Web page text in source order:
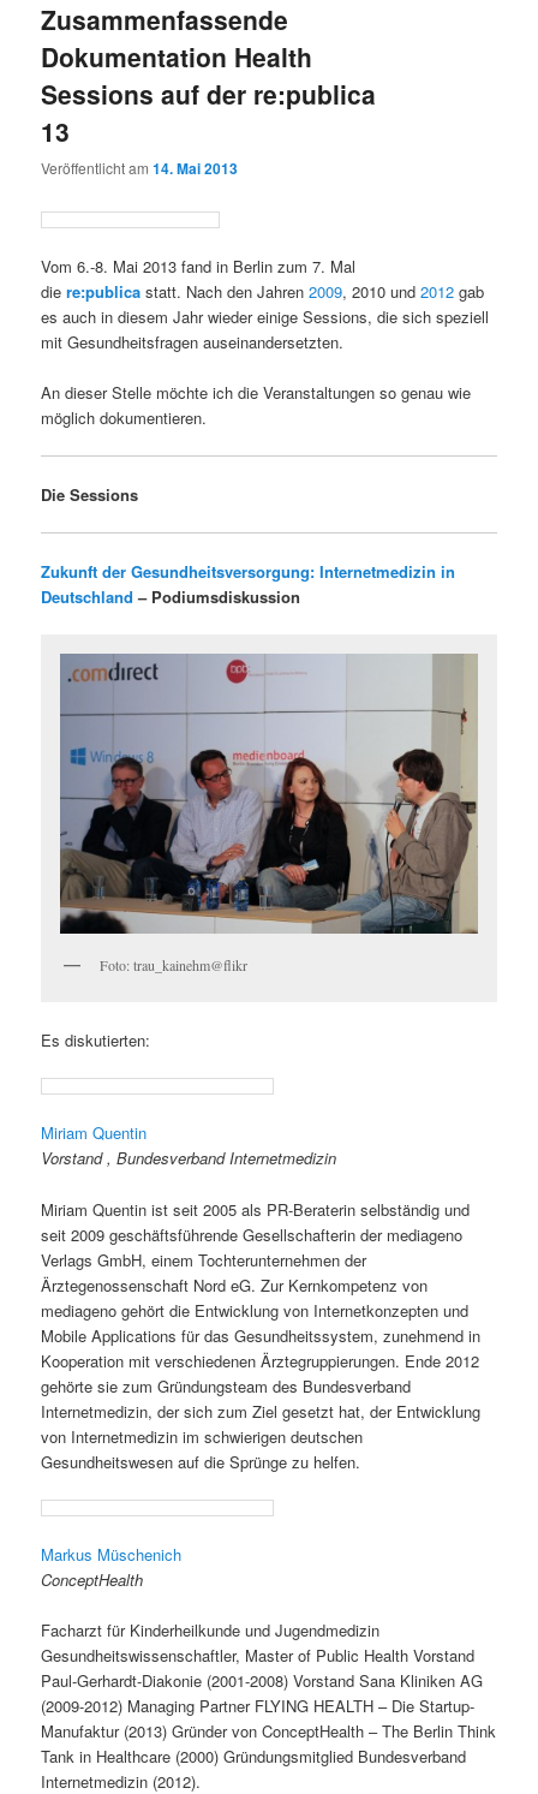
wechseln
Zusammenfassende
Dokumentation Health
Sessions auf der re:publica
13
Veröffentlicht am14. Mai 2013
Vom 6.-8. Mai 2013 fand in Berlin zum 7. Mal
diere:publica statt. Nach den Jahren2009, 2010 und2012 gab
es auch in diesem Jahr wieder einige Sessions, die sich speziell
mit Gesundheitsfragen auseinandersetzten.
An dieser Stelle möchte ich die Veranstaltungen so genau wie
möglich dokumentieren.
Die Sessions
Zukunft der Gesundheitsversorgung: Internetmedizin in
Deutschland – Podiumsdiskussion
Foto: trau_kainehm@flikr
Es diskutierten:
Miriam Quentin
Vorstand , Bundesverband Internetmedizin
Miriam Quentin ist seit 2005 als PR-Beraterin selbständig und
seit 2009 geschäftsführende Gesellschafterin der mediageno
Verlags GmbH, einem Tochterunternehmen der
Ärztegenossenschaft Nord eG. Zur Kernkompetenz von
mediageno gehört die Entwicklung von Internetkonzepten und
Mobile Applications für das Gesundheitssystem, zunehmend in
Kooperation mit verschiedenen Ärztegruppierungen. Ende 2012
gehörte sie zum Gründungsteam des Bundesverband
Internetmedizin, der sich zum Ziel gesetzt hat, der Entwicklung
von Internetmedizin im schwierigen deutschen
Gesundheitswesen auf die Sprünge zu helfen.
Markus Müschenich
ConceptHealth
Facharzt für Kinderheilkunde und Jugendmedizin
Gesundheitswissenschaftler, Master of Public Health Vorstand
Paul-Gerhardt-Diakonie (2001-2008) Vorstand Sana Kliniken AG
(2009-2012) Managing Partner FLYING HEALTH – Die Startup-
Manufaktur (2013) Gründer von ConceptHealth – The Berlin Think
Tank in Healthcare (2000) Gründungsmitglied Bundesverband
Internetmedizin (2012).